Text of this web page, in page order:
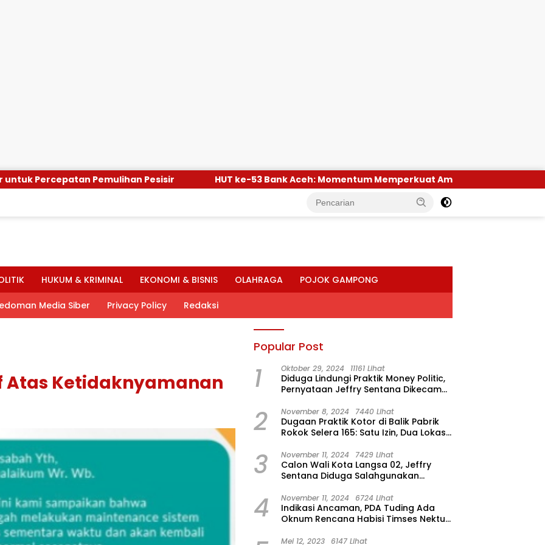
Pesisir HUT ke-53 Bank Aceh: Momentum Memperkuat Amanah, Menumbuhkan Keberkahan Bagi Aceh
HUKUM & KRIMINAL EKONOMI & BISNIS OLAHRAGA POJOK GAMPONG
Media Siber Privacy Policy Redaksi
Atas Ketidaknyamanan
Popular Post
1 Oktober 29, 2024 11161 Lihat
Diduga Lindungi Praktik Money Politic,
Pernyataan Jeffry Sentana Dikecam
2 November 8, 2024 7440 Lihat
Dugaan Praktik Kotor di Balik Pabrik
Rokok Selera 165: Satu Izin, Dua Lokasi
3 November 11, 2024 7429 Lihat
Calon Wali Kota Langsa 02, Jeffry
Sentana Diduga Salahgunakan
4 November 11, 2024 6724 Lihat
Indikasi Ancaman, PDA Tuding Ada
Oknum Rencana Habisi Timses Nektu-
Mei 12, 2023 6147 Lihat